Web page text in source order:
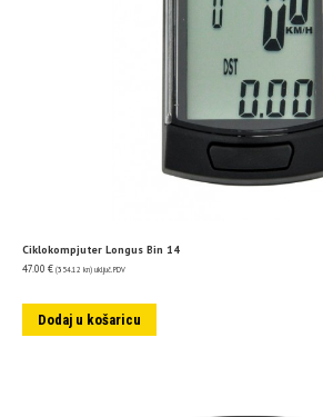
Ciklokompjuter Longus Bin 14
47.00 € (354.12 kn) uključ. PDV
Dodaj u košaricu